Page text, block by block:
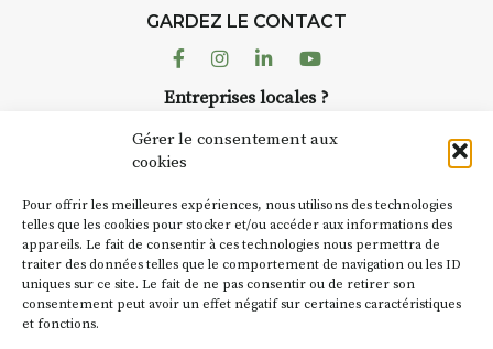
Gérer le consentement aux
cookies
Pour offrir les meilleures expériences, nous utilisons des technologies
telles que les cookies pour stocker et/ou accéder aux informations des
appareils. Le fait de consentir à ces technologies nous permettra de
traiter des données telles que le comportement de navigation ou les ID
uniques sur ce site. Le fait de ne pas consentir ou de retirer son
consentement peut avoir un effet négatif sur certaines caractéristiques
et fonctions.
AuzonToujoursorganise
dans le village. Des artistes et
caves, les granges d’Auzon. Le
Fumoir est l’un de ces espaces
d’autres activités culturelles de
la Petite Cité de Caractère. Par
exemple, l’installationCochon
Charbons’inscrit comme en
« off » du festival d’Auzon 2026
GARDEZ LE CONTACT
FacebookInstagram
LinkedinYoutube
Entreprises locales ?
Suivez toute l'actu de Strada